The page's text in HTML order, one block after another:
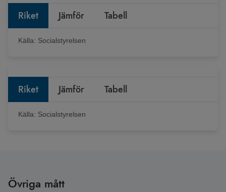
Riket Jämför Tabell
Källa: Socialstyrelsen
Riket Jämför Tabell
Källa: Socialstyrelsen
Övriga mått